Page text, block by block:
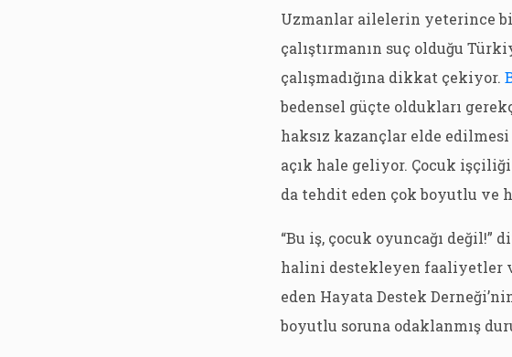
Uzmanlar ailelerin yeterince
çalıştırmanın suç olduğu
çalışmadığına dikkat çekiyor.
bedensel güçte oldukları
haksız kazançlar elde
açık hale geliyor. Çocuk
da tehdit eden çok boyutlu ve
“Bu iş, çocuk oyuncağı değil!”
halini destekleyen faaliyetler
eden Hayata Destek
boyutlu soruna odaklanmış